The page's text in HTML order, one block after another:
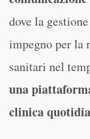
dove la
impegno per la
sanitari nel
una
clinica